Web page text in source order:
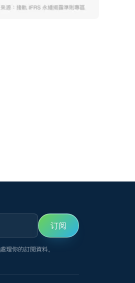
订阅
處理你的訂閱資料。